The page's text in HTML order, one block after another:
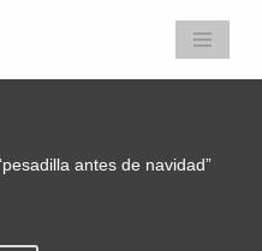
antes de navidad”